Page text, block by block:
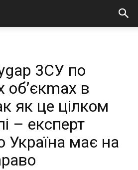
3СУ по
об’єкmах в
як це цілком
– експерт
Україна має на